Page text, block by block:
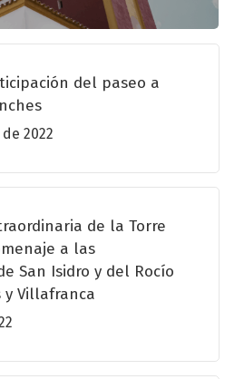
del paseo a
2022
de la Torre
a las
San Isidro y del Rocío
y Villafranca